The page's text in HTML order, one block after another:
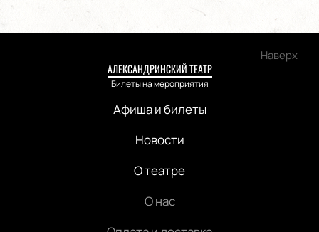
Наверх
АЛЕКСАНДРИНСКИЙ ТЕАТР
Билеты на мероприятия
Афиша и билеты
Новости
О театре
О нас